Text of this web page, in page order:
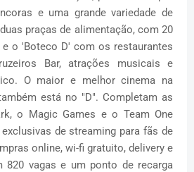
e uma grande variedade de
praças de alimentação, com 20
o 'Boteco D' com os restaurantes
Bar, atrações musicais e
O maior e melhor cinema na
está no "D". Completam as
o Magic Games e o Team One
de streaming para fãs de
online, wi-fi gratuito, delivery e
820 vagas e um ponto de recarga